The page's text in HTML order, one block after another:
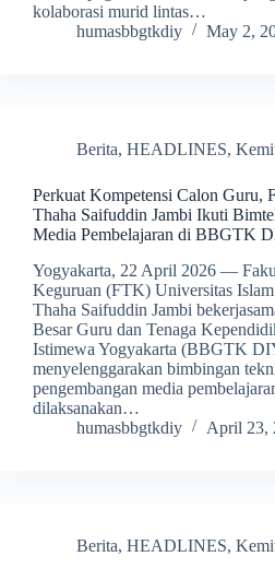
kolaborasi murid lintas…
humasbbgtkdiy
May 2,
Berita, HEADLINES,
Perkuat Kompetensi Calon Guru,
Thaha Saifuddin Jambi Ikuti
Media Pembelajaran di BBGTK
Yogyakarta, 22 April 2026 —
Keguruan (FTK) Universitas
Thaha Saifuddin Jambi
Besar Guru dan Tenaga
Istimewa Yogyakarta (BBGTK
menyelenggarakan bimbingan
pengembangan media
dilaksanakan…
humasbbgtkdiy
April 23,
Berita, HEADLINES,